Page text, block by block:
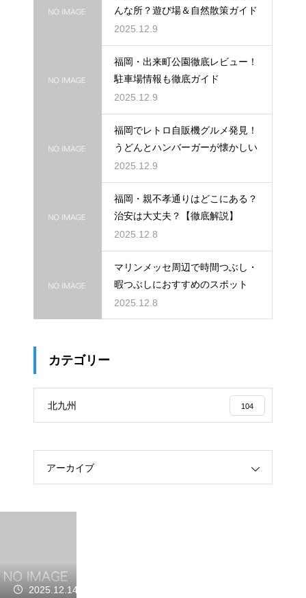
んな所？遊び場＆自然散策ガイド
2025.12.9
福岡・出来町公園徹底レビュー！
駐車場情報も徹底ガイド
2025.12.9
福岡でレトロ自販機グルメ発見！
うどんとハンバーガーが懐かしい
2025.12.9
福岡・親不孝通りはどこにある？
治安は大丈夫？【徹底解説】
2025.12.8
マリンメッセ周辺で時間つぶし・
暇つぶしにおすすめのスポット
2025.12.8
カテゴリー
北九州 104
アーカイブ
2025.12.14